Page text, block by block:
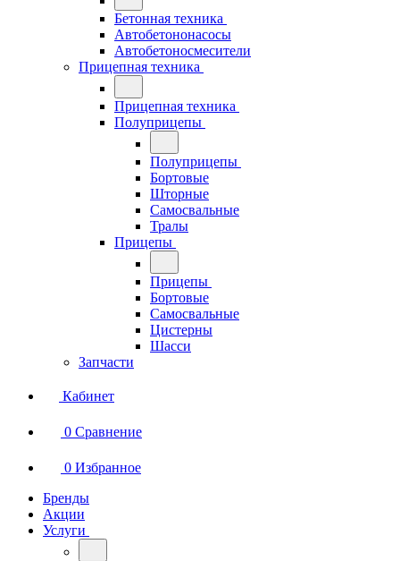
Бетонная техника
Автобетононасосы
Автобетоносмесители
Прицепная техника
Прицепная техника
Полуприцепы
Полуприцепы
Бортовые
Шторные
Самосвальные
Тралы
Прицепы
Прицепы
Бортовые
Самосвальные
Цистерны
Шасси
Запчасти
Кабинет
0 Сравнение
0 Избранное
Бренды
Акции
Услуги